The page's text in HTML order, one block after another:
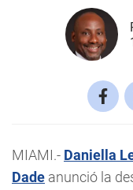
MIAMI.- Daniella
Dade anunció la